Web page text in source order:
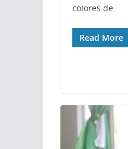
colores de
Read More